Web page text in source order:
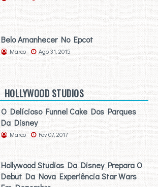
Belo Amanhecer No Epcot
Marco Ago 31, 2015
HOLLYWOOD STUDIOS
O Delícioso Funnel Cake Dos Parques
Da Disney
Marco Fev 07, 2017
Hollywood Studios Da Disney Prepara O
Debut Da Nova Experiência Star Wars